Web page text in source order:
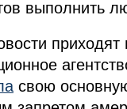
выполнить
свою